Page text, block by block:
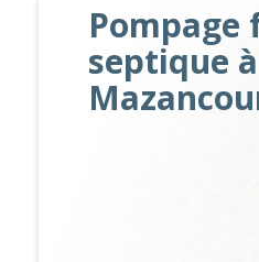
Pompage
septique